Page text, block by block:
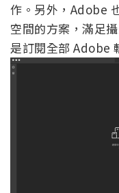
作。另外，Adobe
空間的方案，滿足
是訂閱全部 Adobe